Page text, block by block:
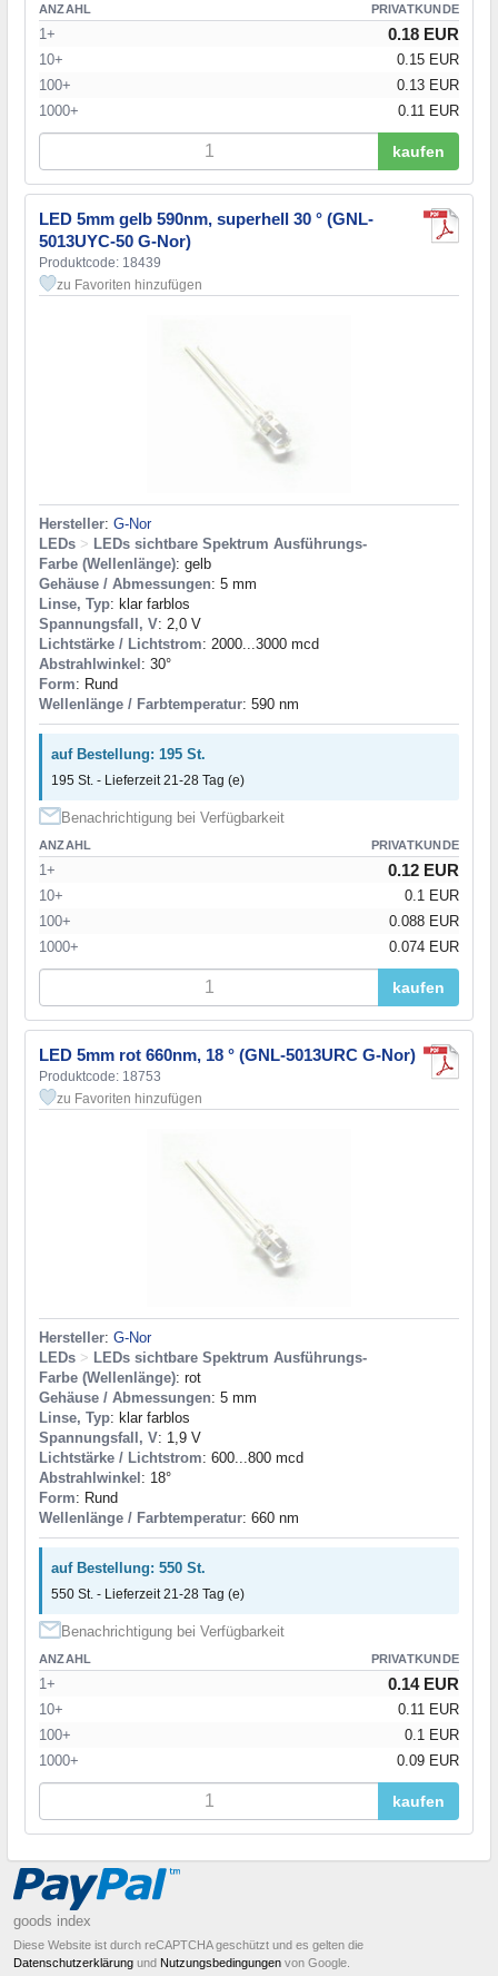
ANZAHL PRIVATKUNDE
1+ 0.18 EUR
10+
0.15 EUR
100+
0.13 EUR
1000+
0.11 EUR
kaufen
LED 5mm gelb 590nm, superhell 30 ° (GNL-
5013UYC-50 G-Nor)
Produktcode: 18439
zu Favoriten hinzufügen
Hersteller: G-Nor
LEDs > LEDs sichtbare Spektrum Ausführungs-
Farbe (Wellenlänge): gelb
Gehäuse / Abmessungen: 5 mm
Linse, Typ: klar farblos
Spannungsfall, V: 2,0 V
Lichtstärke / Lichtstrom: 2000...3000 mcd
Abstrahlwinkel: 30°
Form: Rund
Wellenlänge / Farbtemperatur: 590 nm
auf Bestellung: 195 St.
195 St. - Lieferzeit 21-28 Tag (e)
Benachrichtigung bei Verfügbarkeit
ANZAHL PRIVATKUNDE
1+ 0.12 EUR
10+
0.1 EUR
100+
0.088 EUR
1000+
0.074 EUR
kaufen
LED 5mm rot 660nm, 18 ° (GNL-5013URC G-Nor)
Produktcode: 18753
zu Favoriten hinzufügen
Hersteller: G-Nor
LEDs > LEDs sichtbare Spektrum Ausführungs-
Farbe (Wellenlänge): rot
Gehäuse / Abmessungen: 5 mm
Linse, Typ: klar farblos
Spannungsfall, V: 1,9 V
Lichtstärke / Lichtstrom: 600...800 mcd
Abstrahlwinkel: 18°
Form: Rund
Wellenlänge / Farbtemperatur: 660 nm
auf Bestellung: 550 St.
550 St. - Lieferzeit 21-28 Tag (e)
Benachrichtigung bei Verfügbarkeit
ANZAHL PRIVATKUNDE
1+ 0.14 EUR
10+
0.11 EUR
100+
0.1 EUR
1000+
0.09 EUR
kaufen
goods index
Diese Website ist durch reCAPTCHA geschützt und es gelten die
Datenschutzerklärung und Nutzungsbedingungen von Google.